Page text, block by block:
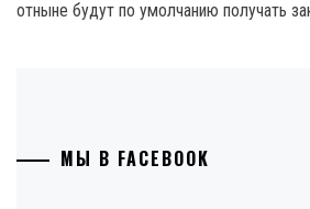
отныне будут по умолчанию получать
МЫ В FACEBOOK